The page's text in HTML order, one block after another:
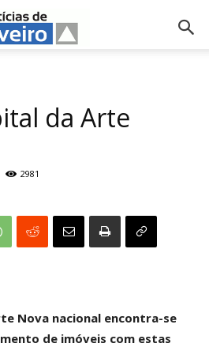
da Arte
2981
Nova nacional encontra-se
de imóveis com estas